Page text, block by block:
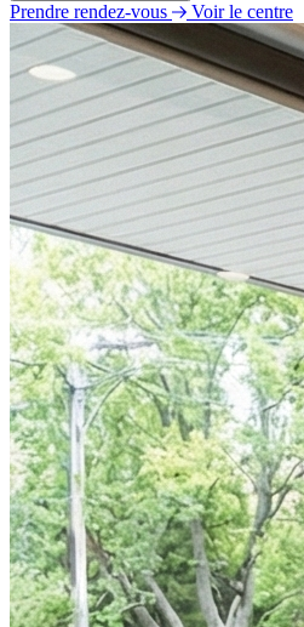
Lundi
09h30 - 12h30
14h00 - 19h00
Mardi
09h30 - 12h30
14h00 - 19h00
Mercredi
09h30 - 12h30
14h00 - 19h00
Jeudi
09h30 - 12h30
14h00 - 19h00
Vendredi
09h30 - 12h30
14h00 - 18h00
Samedi
Fermé
Dimanche
Fermé
Prendre rendez-vous Voir le centre